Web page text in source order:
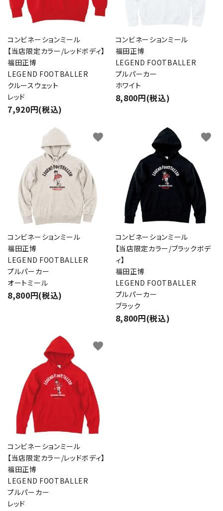
コンビネーションミール
【当店限定カラー/レッドボディ】
福田正博
LEGEND FOOTBALLER
クルースウェット
レッド
7,920円(税込)
コンビネーションミール
福田正博
LEGEND FOOTBALLER
プルパーカー
ホワイト
8,800円(税込)
コンビネーションミール
福田正博
LEGEND FOOTBALLER
プルパーカー
オートミール
8,800円(税込)
favorite
コンビネーションミール
【当店限定カラー/ブラックボデ
ィ】
福田正博
LEGEND FOOTBALLER
プルパーカー
ブラック
8,800円(税込)
favorite
コンビネーションミール
【当店限定カラー/レッドボディ】
福田正博
LEGEND FOOTBALLER
プルパーカー
レッド
favorite
キーワード
カテゴリー
検索する